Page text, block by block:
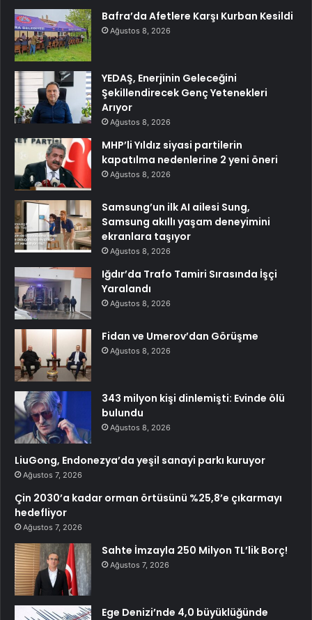
Bafra’da Afetlere Karşı Kurban Kesildi
Ağustos 8, 2026
YEDAŞ, Enerjinin Geleceğini
Şekillendirecek Genç Yetenekleri
Arıyor
Ağustos 8, 2026
MHP’li Yıldız siyasi partilerin
kapatılma nedenlerine 2 yeni öneri
Ağustos 8, 2026
Samsung’un ilk AI ailesi Sung,
Samsung akıllı yaşam deneyimini
ekranlara taşıyor
Ağustos 8, 2026
Iğdır’da Trafo Tamiri Sırasında İşçi
Yaralandı
Ağustos 8, 2026
Fidan ve Umerov’dan Görüşme
Ağustos 8, 2026
343 milyon kişi dinlemişti: Evinde ölü
bulundu
Ağustos 8, 2026
LiuGong, Endonezya’da yeşil sanayi parkı kuruyor
Ağustos 7, 2026
Çin 2030’a kadar orman örtüsünü %25,8’e çıkarmayı
hedefliyor
Ağustos 7, 2026
Sahte İmzayla 250 Milyon TL’lik Borç!
Ağustos 7, 2026
Ege Denizi’nde 4,0 büyüklüğünde